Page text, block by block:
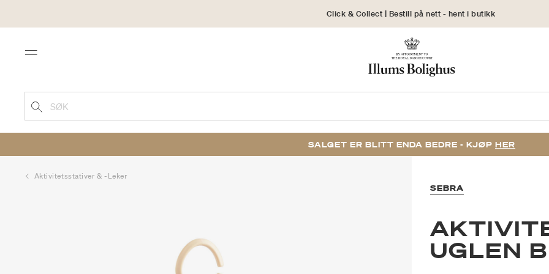
Click & Collect | Bestill på nett - hent i butikk
30 dagers returrett
Menu
SØK
SALGET ER BLITT ENDA BEDRE - KJØP HER
Aktivitetsstativer & -leker
SEBRA
UGLEN